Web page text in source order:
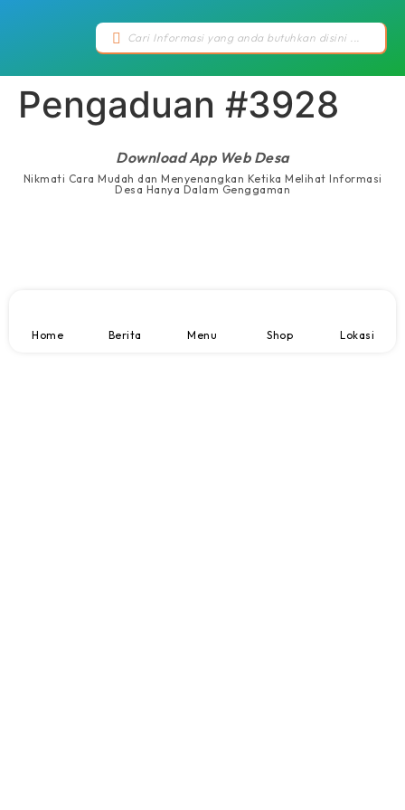
Pengaduan #3928
Download App Web Desa
Nikmati Cara Mudah dan Menyenangkan Ketika Melihat Informasi
Desa Hanya Dalam Genggaman
Home Berita Menu Shop Lokasi